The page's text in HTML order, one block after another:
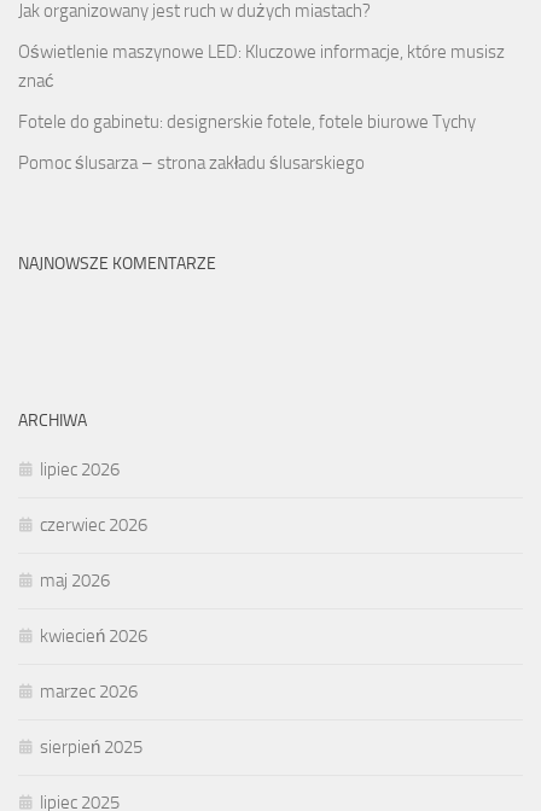
Jak organizowany jest ruch w dużych miastach?
Oświetlenie maszynowe LED: Kluczowe informacje, które musisz
znać
Fotele do gabinetu: designerskie fotele, fotele biurowe Tychy
Pomoc ślusarza – strona zakładu ślusarskiego
NAJNOWSZE KOMENTARZE
ARCHIWA
lipiec 2026
czerwiec 2026
maj 2026
kwiecień 2026
marzec 2026
sierpień 2025
lipiec 2025